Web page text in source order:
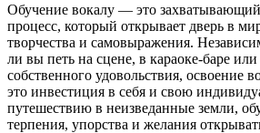
Обучение вокалу — это
процесс, который открывает дверь в
творчества и самовыражения.
ли вы петь на сцене, в караоке-баре
собственного удовольствия, освоение
это инвестиция в себя и свою
путешествию в неизведанные земли,
терпения, упорства и желания